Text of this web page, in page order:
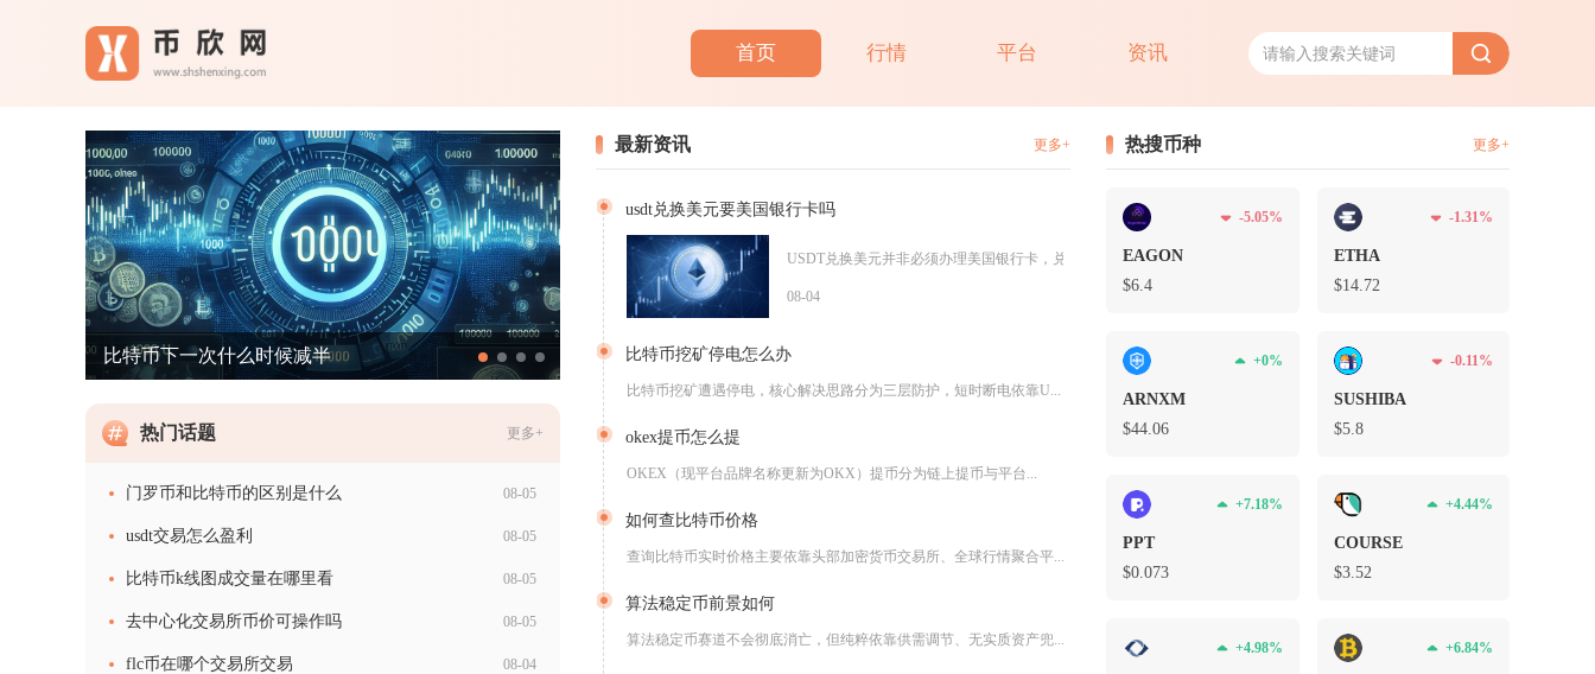
首页 行情 平台 资讯
比特币下一次什么时候减半
热门话题 更多+
门罗币和比特币的区别是什么 08-05
usdt交易怎么盈利 08-05
比特币k线图成交量在哪里看 08-05
去中心化交易所币价可操作吗 08-05
flc币在哪个交易所交易 08-04
最新资讯 更多+
usdt兑换美元要美国银行卡吗
USDT兑换美元并非必须办理美国银行卡，兑换渠道分为需要美卡...
08-04
比特币挖矿停电怎么办
比特币挖矿遭遇停电，核心解决思路分为三层防护，短时断电依靠U...
okex提币怎么提
OKEX（现平台品牌名称更新为OKX）提币分为链上提币与平台...
如何查比特币价格
查询比特币实时价格主要依靠头部加密货币交易所、全球行情聚合平...
算法稳定币前景如何
算法稳定币赛道不会彻底消亡，但纯粹依靠供需调节、无实质资产兜...
热搜币种 更多+
-5.05%
EAGON
$6.4
-1.31%
ETHA
$14.72
+0%
ARNXM
$44.06
-0.11%
SUSHIBA
$5.8
+7.18%
PPT
$0.073
+4.44%
COURSE
$3.52
+4.98% +6.84%